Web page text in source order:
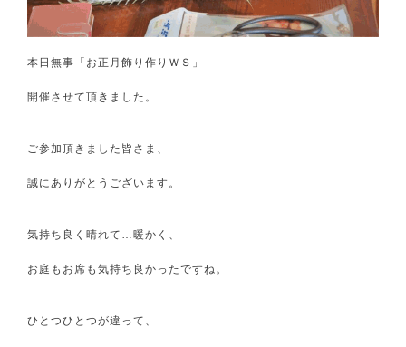
本日無事「お正月飾り作りＷＳ」
開催させて頂きました。
ご参加頂きました皆さま、
誠にありがとうございます。
気持ち良く晴れて…暖かく、
お庭もお席も気持ち良かったですね。
ひとつひとつが違って、